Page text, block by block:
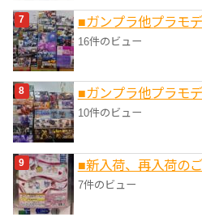
■ガンプラ他プラモ
16件のビュー
■ガンプラ他プラモ
10件のビュー
■新入荷、再入荷の
7件のビュー